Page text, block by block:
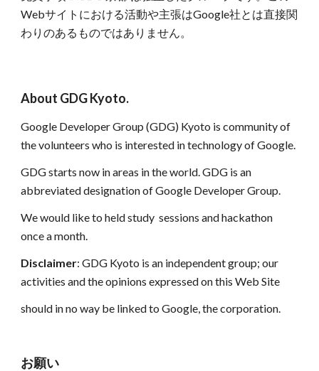
Webサイトにおける活動や主張はGoogle社とは直接関
わりのあるものではありません。
About GDG Kyoto.
Google Developer Group (GDG) Kyoto is community of
the volunteers who is interested in technology of Google.
GDG starts now in areas in the world. GDG is an
abbreviated designation of Google Developer Group.
We would like to held study  sessions and hackathon
once a month.
Disclaimer: GDG Kyoto is an independent group; our
activities and the opinions expressed on this Web Site
should in no way be linked to Google, the corporation.
お願い